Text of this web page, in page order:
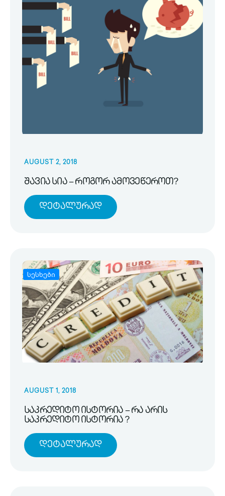
AUGUST 2, 2018
შავია სია – როგორ ამოვეწეროთ?
Დეტალურად
სესხები
AUGUST 1, 2018
საკრედიტო ისტორია – რა არის
საკრედიტო ისტორია ?
Დეტალურად